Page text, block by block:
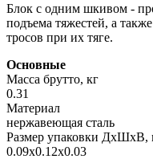
Блок с одним шкивом -
подъема тяжестей, а
тросов при их тяге.
Основные
Масса брутто, кг
0.31
Материал
нержавеющая сталь
Размер упаковки ДхШхВ,
0.09x0.12x0.03